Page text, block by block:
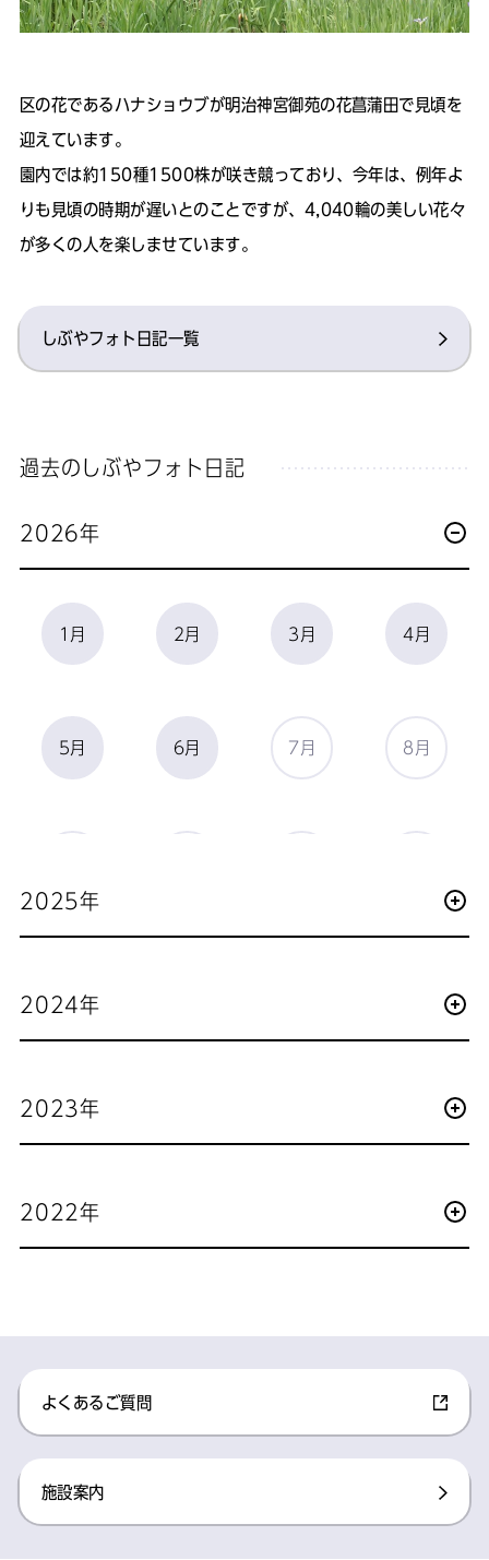
区の花であるハナショウブが明治神宮御苑の花菖蒲田で見頃を
迎えています。
園内では約150種1500株が咲き競っており、今年は、例年よ
りも見頃の時期が遅いとのことですが、4,040輪の美しい花々
が多くの人を楽しませています。
しぶやフォト日記一覧
過去のしぶやフォト日記
2026年
1月 2月 3月 4月
5月 6月 7月 8月
2025年
2024年
2023年
2022年
よくあるご質問​
施設案内​